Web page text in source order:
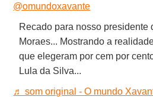
@omundoxavante
Recado para nosso presidente
Moraes... Mostrando a
que elegeram por cem por
Lula da Silva...
♬ som original - O mundo